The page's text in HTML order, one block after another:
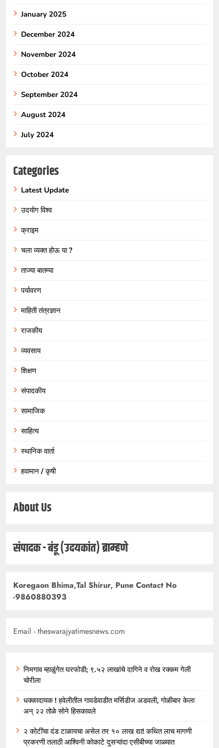
January 2025
December 2024
November 2024
October 2024
September 2024
August 2024
July 2024
Categories
Latest Update
उदयोग विश्व
क्राइम
चला व्यक्त होऊ या ?
ताज्या बातम्या
पर्यावरण
माहिती तंत्रज्ञान
राजकीय
व्यवसाय
शिक्षण
संपादकीय
सामाजिक
साहित्य
स्थानिक वार्ता
हवामान / कृषी
About Us
संपादक - बंडू (उदयकांत) ब्राम्हणे
Koregaon Bhima,Tal Shirur, Pune Contact No
-9860880393
Email - theswarajyatimesnews.com
निमगाव म्हाळुंगेत घरफोडी; ९.५२ लाखांचे दागिने व रोख रक्कम गेली
चोरीला
धक्कादायक ! हवेलीतील गावडेवाडीत मर्सिडीज अडवली, गोळीबार केला
अन् २२ तोळे सोने हिसकावले
२ कोटींचा दंड टाळायचा असेल तर १० लाख द्या! कथित लाच मागणी
प्रकरणी तलाठी आश्विनी कोकाटे दुसऱ्यांदा एसीबीच्या जाळ्यात